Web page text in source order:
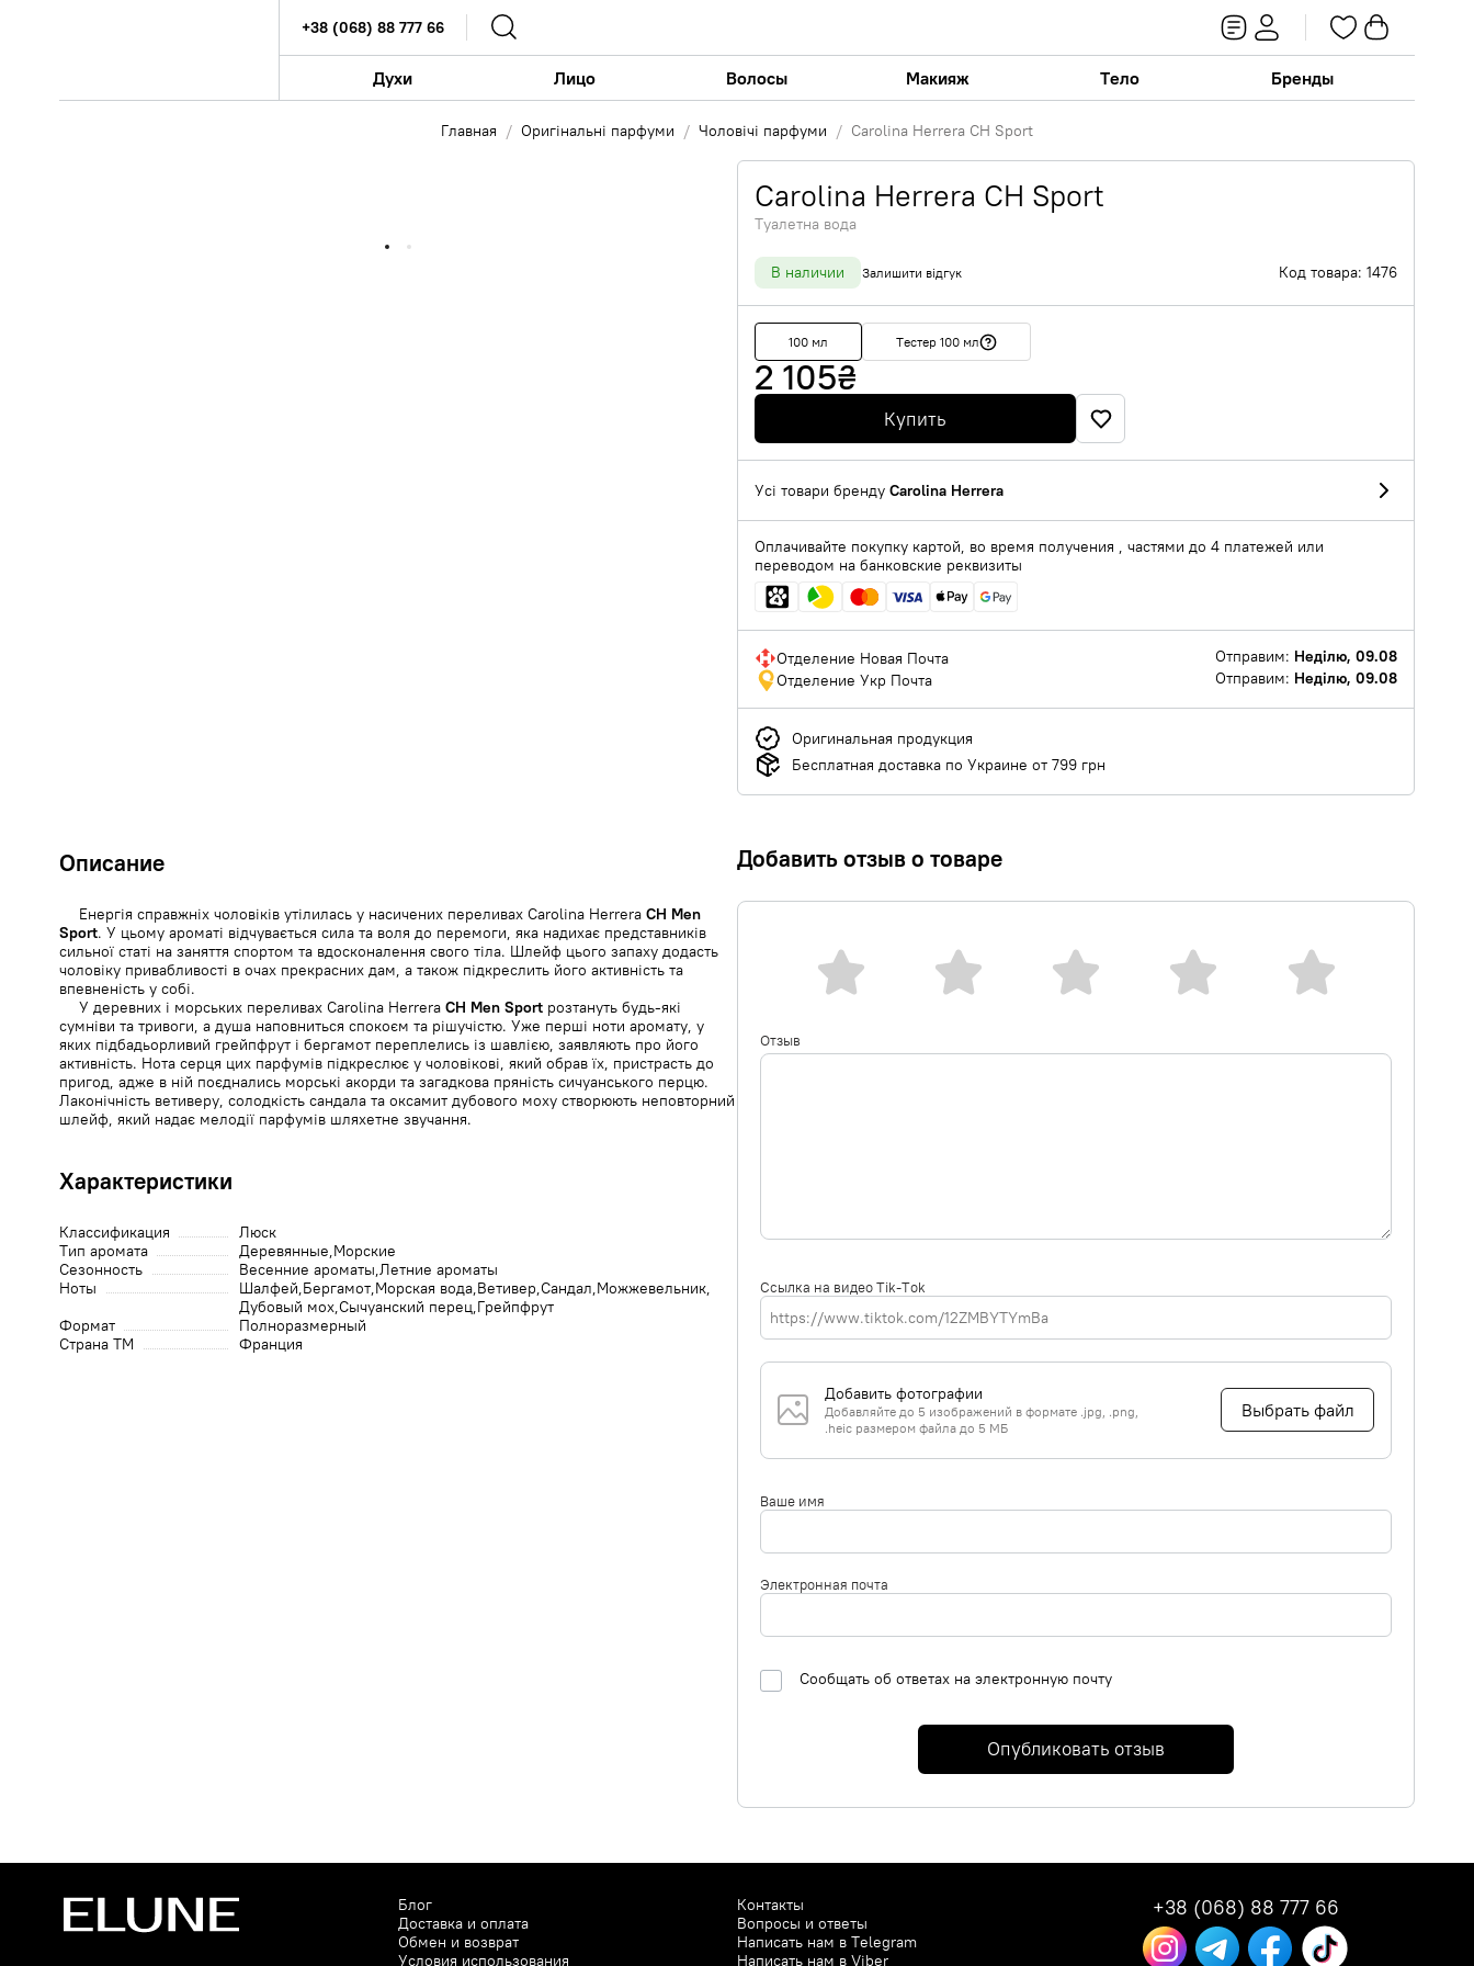
+38 (068) 88 777 66
Духи Лицо Волосы Макияж Тело Бренды
Главная Оригінальні парфуми Чоловічі парфуми Carolina Herrera CH Sport
Carolina Herrera CH Sport
Туалетна вода
В наличии Залишити відгук Код товара: 1476
100 мл Тестер 100 мл
2 105₴
Купить
Усі товари бренду Carolina Herrera
Оплачивайте покупку картой, во время получения , частями до 4 платежей или
переводом на банковские реквизиты
Отделение Новая Почта Отправим: Неділю, 09.08
Отделение Укр Почта
Отправим: Неділю, 09.08
Оригинальная продукция
Бесплатная доставка по Украине от 799 грн
Описание
Енергія справжніх чоловіків утілилась у насичених переливах Carolina Herrera CH Men
Sport. У цьому ароматі відчувається сила та воля до перемоги, яка надихає представників
сильної статі на заняття спортом та вдосконалення свого тіла. Шлейф цього запаху додасть
чоловіку привабливості в очах прекрасних дам, а також підкреслить його активність та
впевненість у собі.
У деревних і морських переливах Carolina Herrera CH Men Sportрозтануть будь-які
сумніви та тривоги, а душа наповниться спокоєм та рішучістю. Уже перші ноти аромату, у
яких підбадьорливий грейпфрут і бергамот переплелись із шавлією, заявляють про його
активність. Нота серця цих парфумів підкреслює у чоловікові, який обрав їх, пристрасть до
пригод, адже в ній поєднались морські акорди та загадкова пряність сичуанського перцю.
Лаконічність ветиверу, солодкість сандала та оксамит дубового моху створюють неповторний
шлейф, який надає мелодії парфумів шляхетне звучання.
Характеристики
Классификация
Люск
Тип аромата
Деревянные Морские
Сезонность
Весенние ароматы Летние ароматы
Ноты
Шалфей Бергамот Морская вода Ветивер Сандал Можжевельник
Дубовый мох Сычуанский перец Грейпфрут
Формат
Полноразмерный
Страна ТМ
Франция
Добавить отзыв о товаре
Отзыв
Ссылка на видео Tik-Tok
Добавить фотографии
Добавляйте до 5 изображений в формате .jpg, .png,
.heic размером файла до 5 МБ
Выбрать файл
Ваше имя
Электронная почта
Сообщать об ответах на электронную почту
Опубликовать отзыв
Блог
Доставка и оплата
Обмен и возврат
Условия использования
Контакты
Вопросы и ответы
Написать нам в Telegram
Написать нам в Viber
+38 (068) 88 777 66